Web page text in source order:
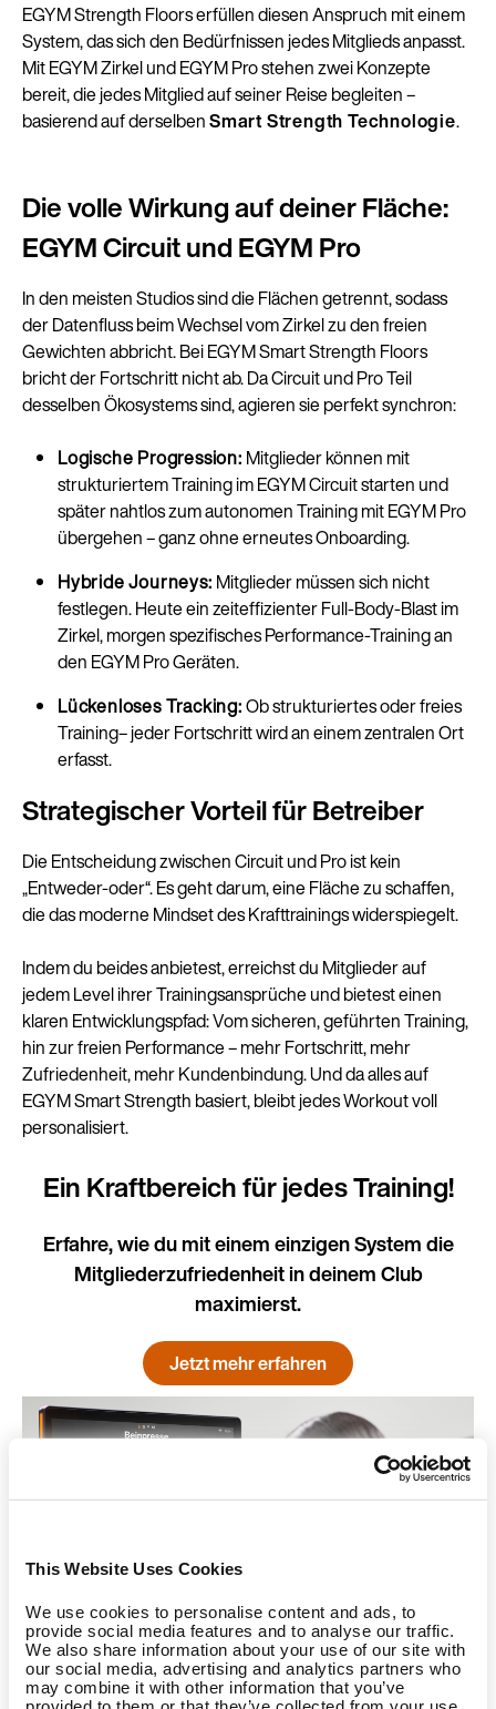
This Website Uses Cookies
We use cookies to personalise content and ads, to
provide social media features and to analyse our traffic.
We also share information about your use of our site with
our social media, advertising and analytics partners who
may combine it with other information that you’ve
EGYM Strength Floors erfüllen diesen Anspruch mit einem
System, das sich den Bedürfnissen jedes Mitglieds anpasst.
Mit EGYM Zirkel und EGYM Pro stehen zwei Konzepte
bereit, die jedes Mitglied auf seiner Reise begleiten –
basierend auf derselbenSmart Strength Technologie.
Die volle Wirkung auf deiner Fläche:
EGYM Circuit und EGYM Pro
In den meisten Studios sind die Flächen getrennt, sodass
der Datenfluss beim Wechsel vom Zirkel zu den freien
Gewichten abbricht. Bei EGYM Smart Strength Floors
bricht der Fortschritt nicht ab. Da Circuit und Pro Teil
desselben Ökosystems sind, agieren sie perfekt synchron:
Logische Progression: Mitglieder können mit
strukturiertem Training im EGYM Circuit starten und
später nahtlos zum autonomen Training mit EGYM Pro
übergehen – ganz ohne erneutes Onboarding.
Hybride Journeys: Mitglieder müssen sich nicht
festlegen. Heute ein zeiteffizienter Full-Body-Blast im
Zirkel, morgen spezifisches Performance-Training an
den EGYM Pro Geräten.
Lückenloses Tracking:Ob strukturiertes oder freies
Training– jeder Fortschritt wird an einem zentralen Ort
erfasst.
Strategischer Vorteil für Betreiber
Die Entscheidung zwischen Circuit und Pro ist kein
„Entweder-oder“. Es geht darum, eine Fläche zu schaffen,
die das moderne Mindset des Krafttrainings widerspiegelt.
Indem du beides anbietest, erreichst du Mitglieder auf
jedem Level ihrer Trainingsansprüche und bietest einen
klaren Entwicklungspfad: Vom sicheren, geführten Training,
hin zur freien Performance – mehr Fortschritt, mehr
Zufriedenheit, mehr Kundenbindung. Und da alles auf
EGYM Smart Strength basiert, bleibt jedes Workout voll
personalisiert.
Ein Kraftbereich für jedes Training!
Erfahre, wie du mit einem einzigen System die
Mitgliederzufriedenheit in deinem Club
maximierst.
Jetzt mehr erfahren